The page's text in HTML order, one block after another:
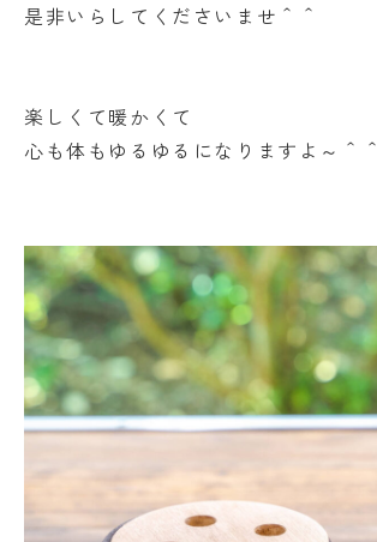
是非いらしてくださいませ＾＾
楽しくて暖かくて
心も体もゆるゆるになりますよ～＾＾